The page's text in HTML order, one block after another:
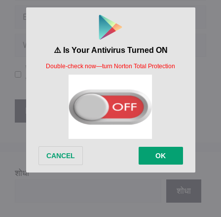
Email
पुढील वेळेच्या माझ्या टिप्पणी साठी माझे नाव, ईमेल आणि
संकेतस्थळ ह्या ब्राउझरमध्ये जतन करा.
शोधा
शोधा